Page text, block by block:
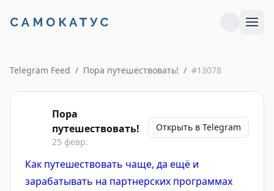
Telegram Feed / Пора путешествовать! / #13078
Пора
путешествовать!
25 февр.
Открыть в Telegram
Как путешествовать чаще, да ещё и
зарабатывать на партнерских программах